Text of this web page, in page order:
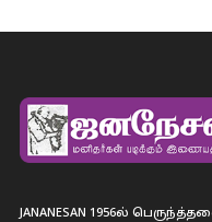
JANANESAN 1956ல்